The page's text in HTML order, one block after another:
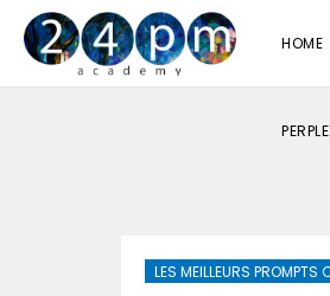
HOME
LES MEILLEURS PROMPTS